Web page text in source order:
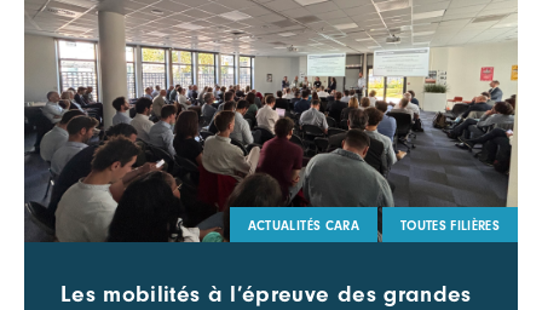
ACTUALITÉS CARA TOUTES FILIÈRES
Les mobilités à l’épreuve des grandes